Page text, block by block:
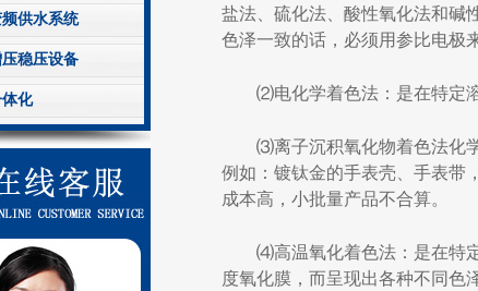
供水系统
稳压设备
化
盐法、硫化法、酸性氧化法和碱
色泽一致的话，必须用参比电极
⑵电化学着色法：是在特定
⑶离子沉积氧化物着色法化
例如：镀钛金的手表壳、手表带
成本高，小批量产品不合算。
⑷高温氧化着色法：是在特
度氧化膜，而呈现出各种不同色泽